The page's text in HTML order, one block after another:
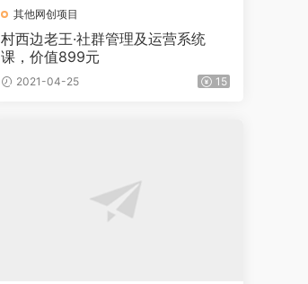
其他网创项目
村西边老王·社群管理及运营系统
课，价值899元
2021-04-25 15